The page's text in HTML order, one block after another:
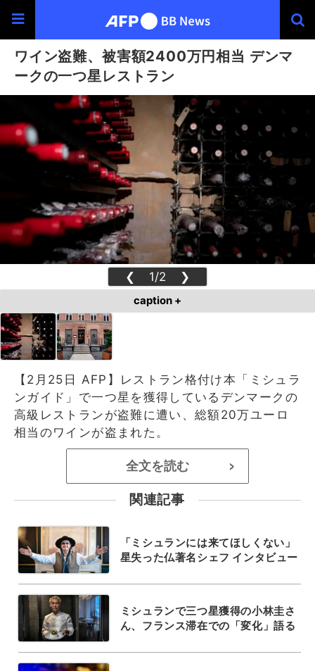
ワイン盗難、被害額2400万円相当 デンマ
ークの一つ星レストラン
❮ 1/2 ❯
caption +
【2月25日 AFP】レストラン格付け本「ミシュラ
ンガイド」で一つ星を獲得しているデンマークの
高級レストランが盗難に遭い、総額20万ユーロ
相当のワインが盗まれた。
全文を読む >
関連記事
「ミシュランには来てほしくない」
星失った仏著名シェフ インタビュー
ミシュランで三つ星獲得の小林圭さ
ん、フランス滞在での「変化」語る